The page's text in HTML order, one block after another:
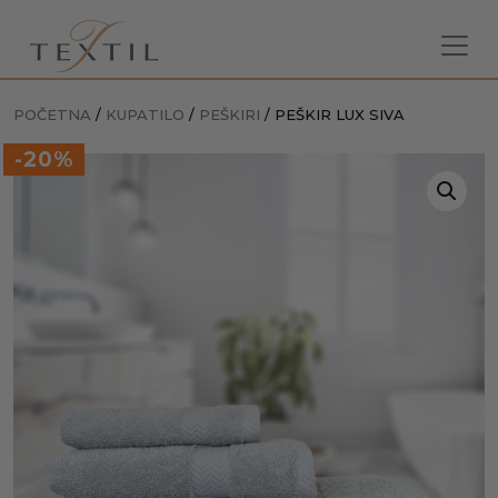
POČETNA / KUPATILO / PEŠKIRI / PEŠKIR LUX SIVA
-20%